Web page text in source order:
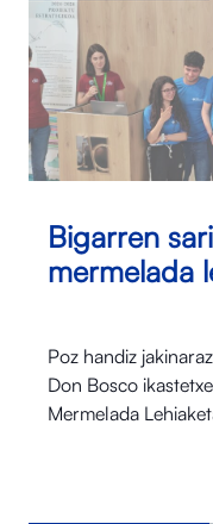
Bigarren
mermelada
Poz handiz
Don Bosco
Mermelada